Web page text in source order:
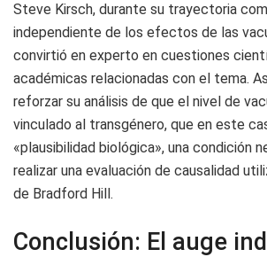
Steve Kirsch, durante su trayectoria
independiente de los efectos de las
convirtió en experto en cuestiones
académicas relacionadas con el tema.
reforzar su análisis de que el nivel de
vinculado al transgénero, que en este
«plausibilidad biológica», una condición
realizar una evaluación de causalidad
de Bradford Hill.
Conclusión: El auge